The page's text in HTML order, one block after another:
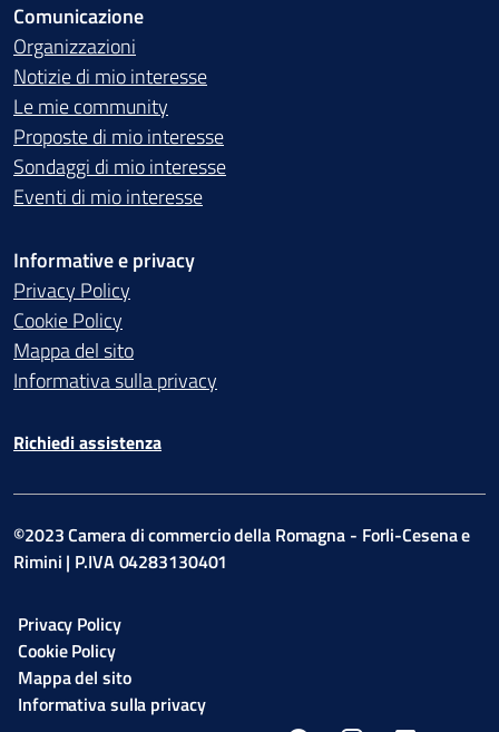
Comunicazione
Organizzazioni
Notizie di mio interesse
Le mie community
Proposte di mio interesse
Sondaggi di mio interesse
Eventi di mio interesse
Informative e privacy
Privacy Policy
Cookie Policy
Mappa del sito
Informativa sulla privacy
Richiedi assistenza
©2023 Camera di commercio della Romagna - Forli-Cesena e
Rimini | P.IVA 04283130401
Privacy Policy
Cookie Policy
Mappa del sito
Informativa sulla privacy